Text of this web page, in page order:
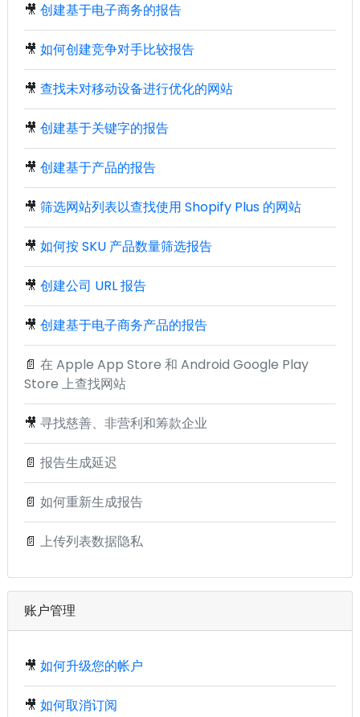
🎥 创建基于电子商务的报告
🎥 如何创建竞争对手比较报告
🎥 查找未对移动设备进行优化的网站
🎥 创建基于关键字的报告
🎥 创建基于产品的报告
🎥 筛选网站列表以查找使用 Shopify Plus 的网站
🎥 如何按 SKU 产品数量筛选报告
🎥 创建公司 URL 报告
🎥 创建基于电子商务产品的报告
📄 在 Apple App Store 和 Android Google Play
Store 上查找网站
🎥 寻找慈善、非营利和筹款企业
📄 报告生成延迟
📄 如何重新生成报告
📄 上传列表数据隐私
账户管理
🎥 如何升级您的帐户
🎥 如何取消订阅